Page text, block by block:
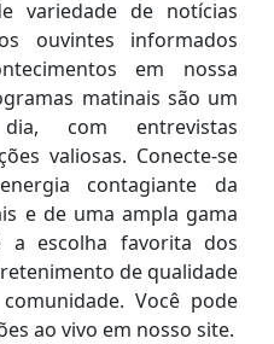
variedade de notícias
ouvintes informados
em nossa
matinais são um
com entrevistas
valiosas. Conecte-se
contagiante da
e de uma ampla gama
a escolha favorita dos
de qualidade
Você pode
ao vivo em nosso site.